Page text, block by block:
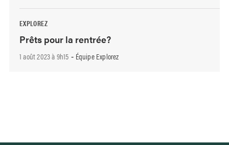
EXPLOREZ
Prêts pour la rentrée?
1 août 2023 à 9h15 - Équipe Explorez